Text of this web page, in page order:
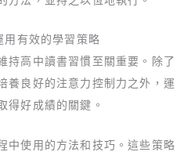
有效的學習策略
持高中讀書習慣至關重要。除了
養良好的注意力控制力之外，運
得好成績的關鍵。
中使用的方法和技巧。這些策略